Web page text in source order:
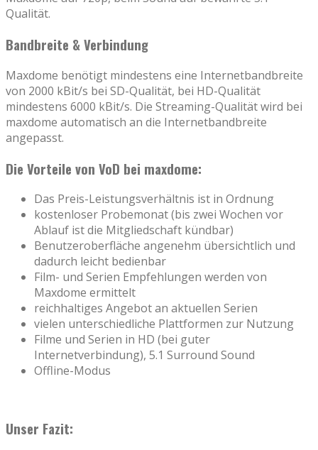
Qualität.
Bandbreite & Verbindung
Maxdome benötigt mindestens eine Internetbandbreite
von 2000 kBit/s bei SD-Qualität, bei HD-Qualität
mindestens 6000 kBit/s. Die Streaming-Qualität wird bei
maxdome automatisch an die Internetbandbreite
angepasst.
Die Vorteile von VoD bei maxdome:
Das Preis-Leistungsverhältnis ist in Ordnung
kostenloser Probemonat (bis zwei Wochen vor
Ablauf ist die Mitgliedschaft kündbar)
Benutzeroberfläche angenehm übersichtlich und
dadurch leicht bedienbar
Film- und Serien Empfehlungen werden von
Maxdome ermittelt
reichhaltiges Angebot an aktuellen Serien
vielen unterschiedliche Plattformen zur Nutzung
Filme und Serien in HD (bei guter
Internetverbindung), 5.1 Surround Sound
Offline-Modus
Unser Fazit: